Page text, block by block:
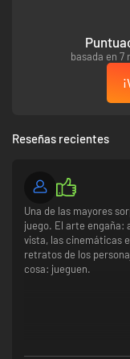
basada en 7
Reseñas recientes
Una de las mayores
juego. El arte engaña:
vista, las cinemáticas
retratos de los
cosa: jueguen.